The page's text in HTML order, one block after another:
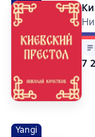
7
Yangi